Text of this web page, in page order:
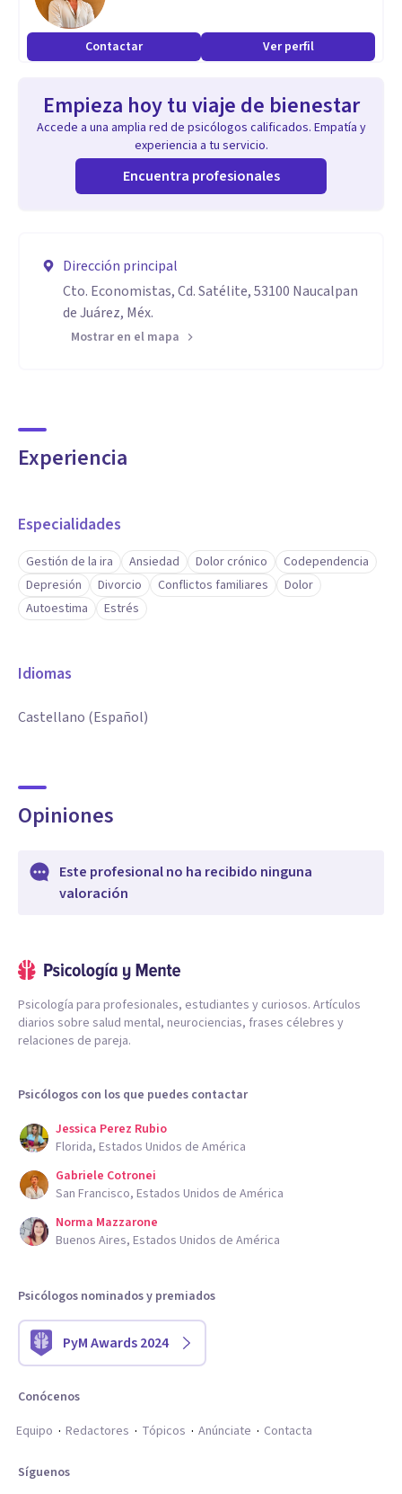
Contactar Ver perfil
Empieza hoy tu viaje de bienestar
Accede a una amplia red de psicólogos calificados. Empatía y
experiencia a tu servicio.
Encuentra profesionales
Dirección principal
Cto. Economistas, Cd. Satélite, 53100 Naucalpan
de Juárez, Méx.
Mostrar en el mapa
Experiencia
Especialidades
Gestión de la ira Ansiedad Dolor crónico
Codependencia
Depresión
Divorcio Conflictos familiares
Dolor
Autoestima
Estrés
Idiomas
Castellano (Español)
Opiniones
Este profesional no ha recibido ninguna
valoración
Psicología para profesionales, estudiantes y curiosos. Artículos
diarios sobre salud mental, neurociencias, frases célebres y
relaciones de pareja.
Psicólogos con los que puedes contactar
Jessica Perez Rubio
Florida, Estados Unidos de América
Gabriele Cotronei
San Francisco, Estados Unidos de América
Norma Mazzarone
Buenos Aires, Estados Unidos de América
Psicólogos nominados y premiados
PyM Awards 2024
Conócenos
Equipo
Redactores Tópicos Anúnciate Contacta
Síguenos